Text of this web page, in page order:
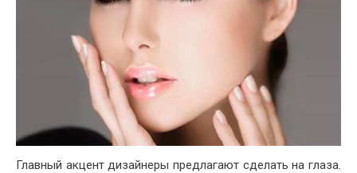
Главный акцент дизайнеры предлагают сделать на глаза.